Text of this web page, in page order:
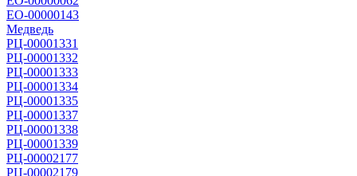
ЕО-00000143
Медведь
РЦ-00001331
РЦ-00001332
РЦ-00001333
РЦ-00001334
РЦ-00001335
РЦ-00001337
РЦ-00001338
РЦ-00001339
РЦ-00002177
РЦ-00002179